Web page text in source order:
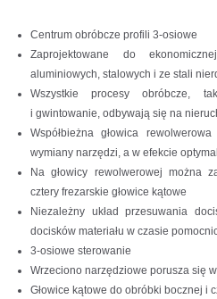
Centrum obróbcze profili 3-osiowe
Zaprojektowane do
aluminiowych, stalowych i ze stali
Wszystkie procesy obróbcze,
i gwintowanie, odbywają się na
Współbieżna głowica
wymiany narzędzi, a w efekcie
Na głowicy rewolwerowej można
cztery frezarskie głowice kątowe
Niezależny układ przesuwania
docisków materiału w czasie
3-osiowe sterowanie
Wrzeciono narzędziowe porusza się
Głowice kątowe do obróbki bocznej i